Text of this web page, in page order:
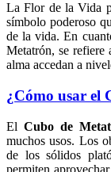
La Flor de la Vida
símbolo poderoso
de la vida. En
Metatrón, se refiere
alma accedan a
¿Cómo usar el
ElCubo de
muchos usos. Los
de los sólidos
permiten